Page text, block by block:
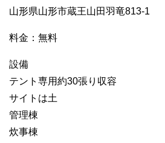
山形県山形市蔵王山田羽竜813-1
料金：無料
設備
テント専用約30張り収容
サイトは土
管理棟
炊事棟